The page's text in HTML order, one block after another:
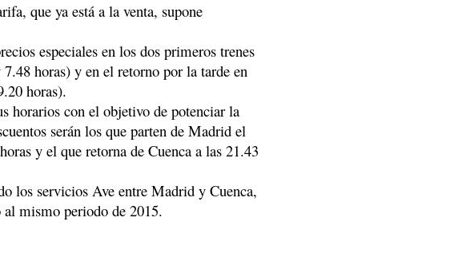
que ya está a la venta, supone
especiales en los dos primeros trenes
horas) y en el retorno por la tarde en
horas).
horarios con el objetivo de potenciar la
serán los que parten de Madrid el
y el que retorna de Cuenca a las 21.43
los servicios Ave entre Madrid y Cuenca,
mismo periodo de 2015.